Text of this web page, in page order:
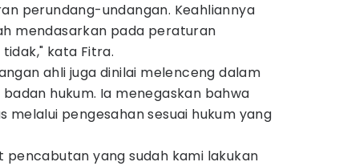
perundang-undangan. Keahliannya
mendasarkan pada peraturan
kata Fitra.
ahli juga dinilai melenceng dalam
hukum. Ia menegaskan bahwa
melalui pengesahan sesuai hukum yang
pencabutan yang sudah kami lakukan